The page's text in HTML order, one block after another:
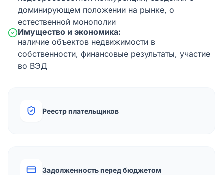
доминирующем положении на рынке, о
естественной монополии
Имущество и экономика:
наличие объектов недвижимости в
собственности, финансовые результаты, участие
во ВЭД
Реестр плательщиков
Задолженность перед бюджетом